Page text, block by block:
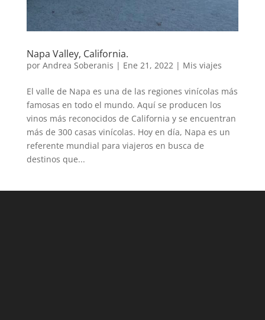
Napa Valley, California.
por Andrea Soberanis | Ene 21, 2022 | Mis viajes
El valle de Napa es una de las regiones vinícolas más
famosas en todo el mundo. Aquí se producen los
vinos más reconocidos de California y se encuentran
más de 300 casas vinícolas. Hoy en día, Napa es un
referente mundial para viajeros en busca de
destinos que...